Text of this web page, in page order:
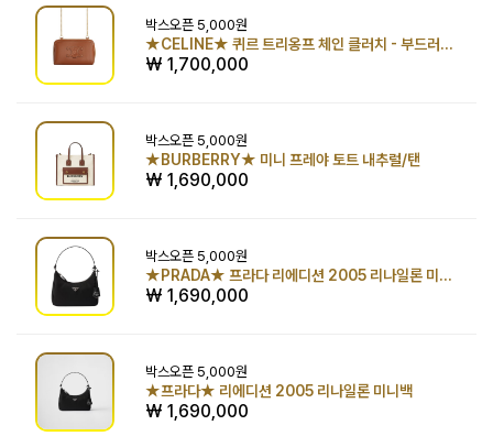
박스오픈 5,000원
★CELINE★ 퀴르 트리옹프 체인 클러치 - 부드러운 카프스킨 탠
₩ 1,700,000
박스오픈 5,000원
★BURBERRY★ 미니 프레야 토트 내추럴/탠
₩ 1,690,000
박스오픈 5,000원
★PRADA★ 프라다 리에디션 2005 리나일론 미니백 블랙
₩ 1,690,000
박스오픈 5,000원
★프라다★ 리에디션 2005 리나일론 미니백
₩ 1,690,000